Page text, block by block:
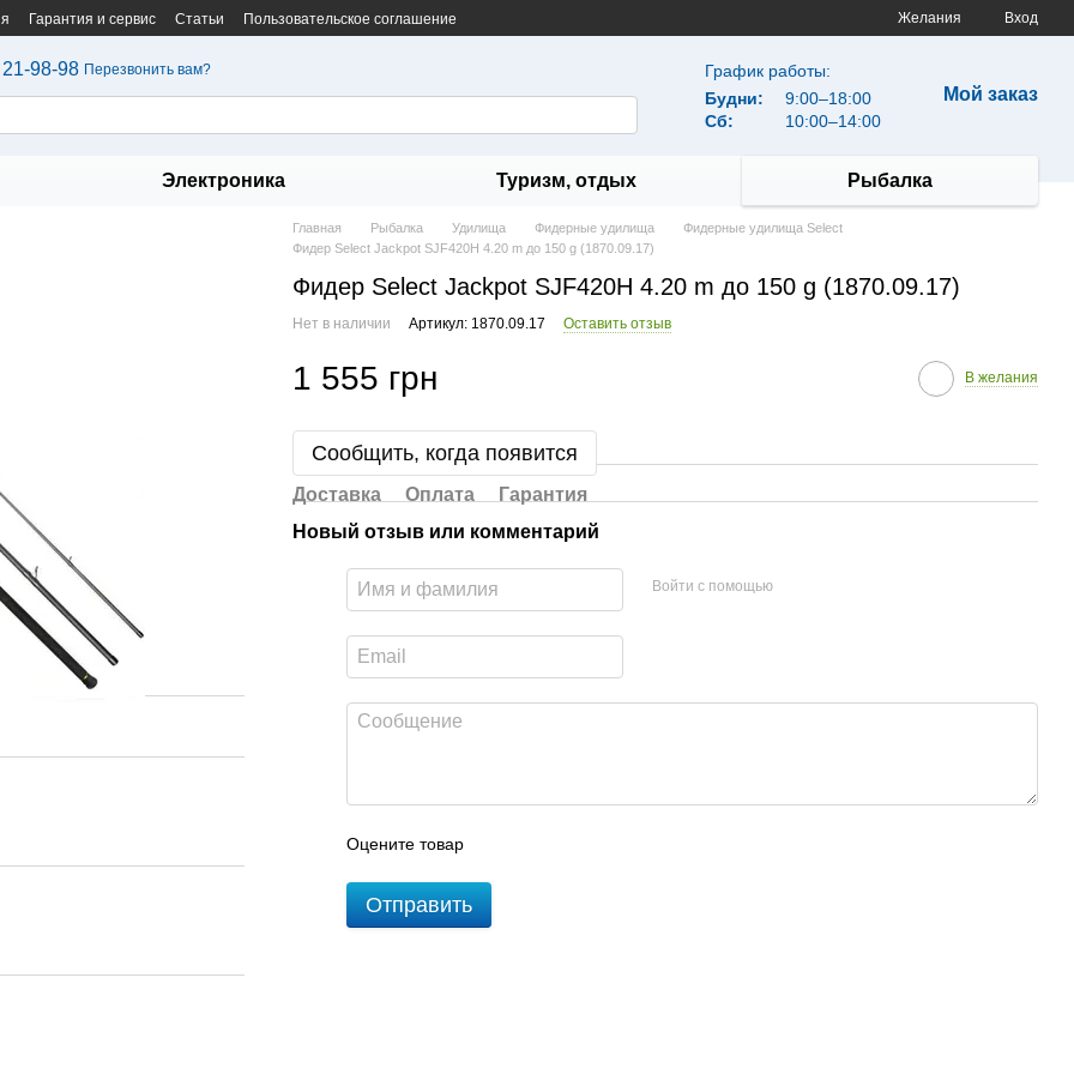
Гарантия и сервис Статьи Пользовательское соглашение Желания Вход
98-98 Перезвонить вам?
График работы:
Будни:
9:00–18:00
Сб:
10:00–14:00
Мой заказ
Электроника Туризм, отдых Рыбалка
Главная Рыбалка Удилища Фидерные удилища
Фидерные удилища Select
Фидер Select Jackpot SJF420H 4.20 m до 150 g (1870.09.17)
Фидер Select Jackpot SJF420H 4.20 m до 150 g (1870.09.17)
Нет в наличии Артикул: 1870.09.17 Оставить отзыв
1 555 грн В желания
Сообщить, когда появится
Доставка Оплата
Гарантия
Новый отзыв или комментарий
Войти с помощью
Оцените товар
Отправить